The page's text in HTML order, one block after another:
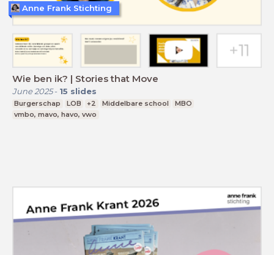
Wie ben ik? | Stories that Move
June 2025- 15 slides
Burgerschap LOB +2 Middelbare school
MBO
vmbo, mavo, havo, vwo
Anne Frank Stichting